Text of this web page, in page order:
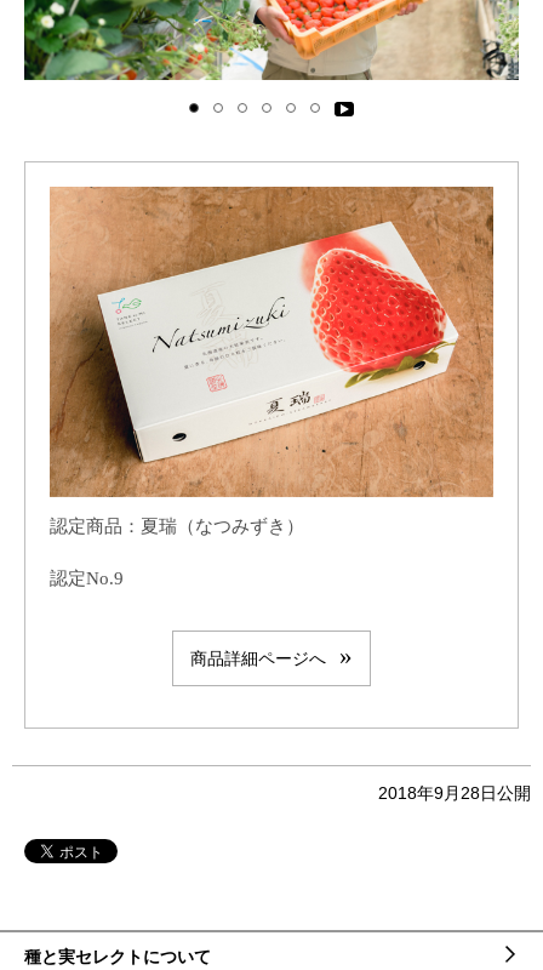
us
e/
Pl
ay
認定商品：夏瑞（なつみずき）
認定No.9
商品詳細ページへ
2018年9月28日公開
種と実セレクトについて